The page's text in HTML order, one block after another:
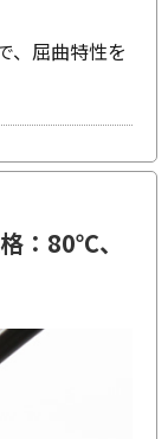
、屈曲特性を
：80℃、